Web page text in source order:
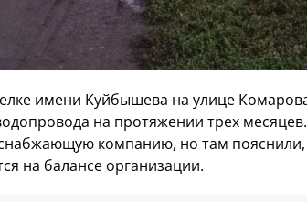
имени Куйбышева на улице
на протяжении трех
компанию, но там пояснили,
на балансе организации.